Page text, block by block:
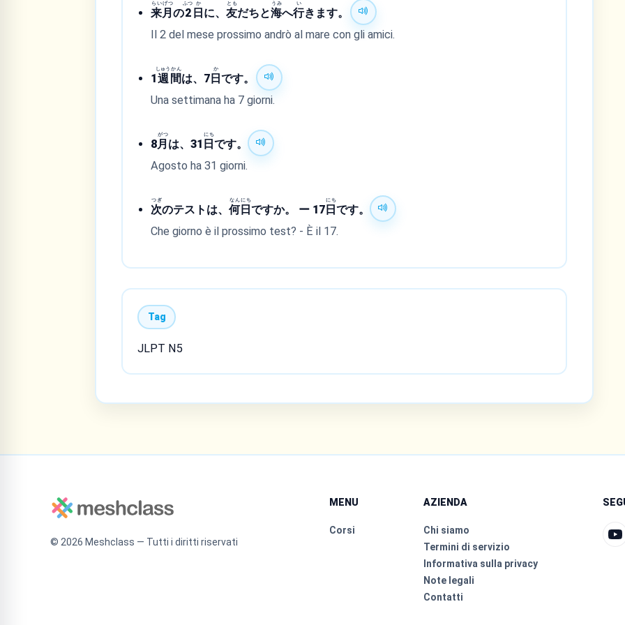
来
らい
月
げつ
の2
ふつ
日
か
に、友
とも
だちと海
うみ
へ行
い
きます。
Il 2 del mese prossimo andrò al mare con gli amici.
1 週
しゅう
間
かん
は、7 日
か
です。
Una settimana ha 7 giorni.
8月
がつ
は、31 日
にち
です。
Agosto ha 31 giorni.
次
つぎ
のテストは、何
なん
日
にち
ですか。 ー 17 日
にち
です。
Che giorno è il prossimo test? - È il 17.
Tag
JLPT N5
© 2026 Meshclass — Tutti i diritti riservati
MENU
Corsi
AZIENDA
Chi siamo
Termini di servizio
Informativa sulla privacy
Note legali
Contatti